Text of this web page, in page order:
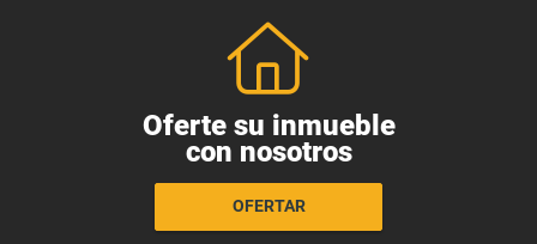
Oferte su inmueble
con nosotros
OFERTAR